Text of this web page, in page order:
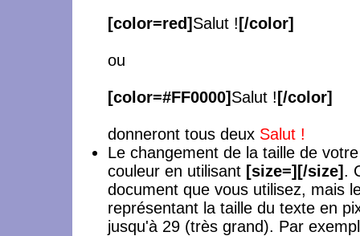
[color=red] Salut ! [/color]
ou
[color=#FF0000] Salut ! [/color]
donneront tous deux Salut !
Le changement de la taille de
couleur en utilisant [size=][/size] .
document que vous utilisez, mais
représentant la taille du texte en
jusqu'à 29 (très grand). Par